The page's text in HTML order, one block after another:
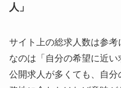
人」
サイト上の総求人数は参
なのは「自分の希望に近
公開求人が多くても、自